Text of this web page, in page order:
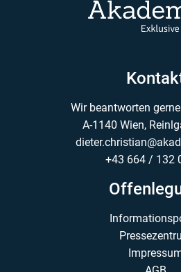
Wir beantworten
A-1140 Wien,
+43 664 / 132